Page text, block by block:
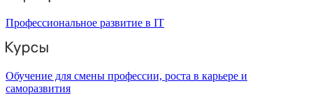
Профессиональное развитие в IT
Обучение для смены профессии, роста в карьере и
саморазвития